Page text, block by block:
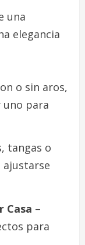
una
elegancia
o sin aros,
uno para
tangas o
Casa –
para